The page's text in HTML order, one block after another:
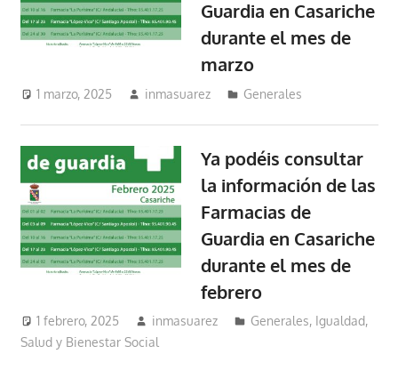
Guardia en Casariche
durante el mes de
marzo
1 marzo, 2025 inmasuarez Generales
Ya podéis consultar
la información de las
Farmacias de
Guardia en Casariche
durante el mes de
febrero
1 febrero, 2025 inmasuarez Generales, Igualdad,
Salud y Bienestar Social